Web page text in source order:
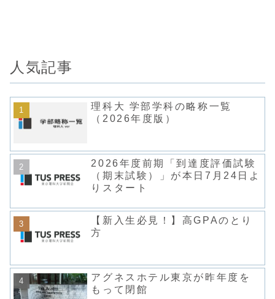
人気記事
理科大 学部学科の略称一覧
（2026年度版）
2026年度前期「到達度評価試験
（期末試験）」が本日7月24日よ
りスタート
【新入生必見！】高GPAのとり
方
アグネスホテル東京が昨年度を
もって閉館